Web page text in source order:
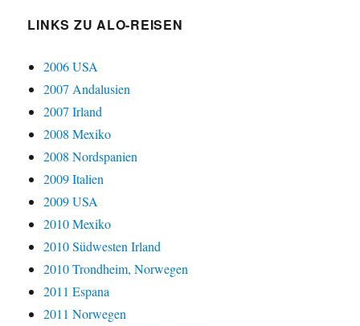
LINKS ZU ALO-REISEN
2006 USA
2007 Andalusien
2007 Irland
2008 Mexiko
2008 Nordspanien
2009 Italien
2009 USA
2010 Mexiko
2010 Südwesten Irland
2010 Trondheim, Norwegen
2011 Espana
2011 Norwegen